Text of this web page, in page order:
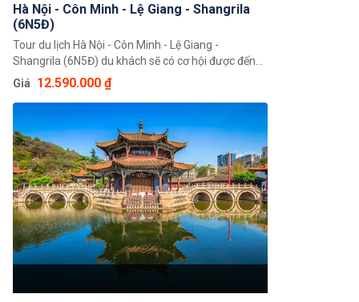
Hà Nội - Côn Minh - Lệ Giang - Shangrila
(6N5Đ)
Tour du lịch Hà Nội - Côn Minh - Lệ Giang -
Shangrila (6N5Đ) du khách sẽ có cơ hội được đến
với Lệ Giang – cố đô của vương quốc Naxi trên cao
nguyên Tây Bắc Vân Nam và đặc biệt không thể bỏ
qua cơ hội đến với Shangri La – thủ phủ châu tự trị
dân tộc Tạng Địch Khánh. Hứa hẹn đây sẽ là một
hành trình đáng nhớ.
Giá 12.590.000 ₫